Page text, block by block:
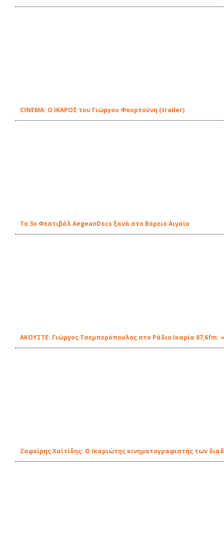
CINEMA: O ΙΚΑΡΟΣ του Γιώργου Φουρτούνη (trailer)
Το 3ο Φεστιβάλ AegeanDocs ξανά στο Βόρειο Αιγαίο
ΑΚΟΥΣΤΕ: Γιώργος Τσεμπερόπουλος στο Ράδιο Ικαρία 87,6fm:
Ζαφείρης Χαϊτίδης: Ο Ικαριώτης κινηματογραφιστής των